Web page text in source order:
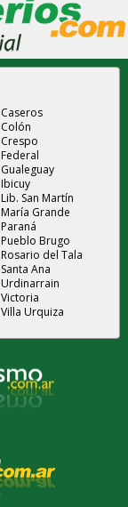
Caseros
Colón
Crespo
Federal
Gualeguay
Ibicuy
Lib. San Martín
María Grande
Paraná
Pueblo Brugo
Rosario del Tala
Santa Ana
Urdinarrain
Victoria
Villa Urquiza